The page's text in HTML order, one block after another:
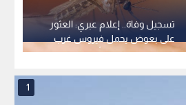
تسجيل وفاة.. إعلام عبري: العثور
على بعوض يحمل فيروس غرب
النيل في وسط تل أبيب
1